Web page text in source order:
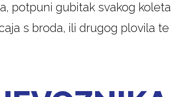
potpuni gubitak svakog koleta
s broda, ili drugog plovila te